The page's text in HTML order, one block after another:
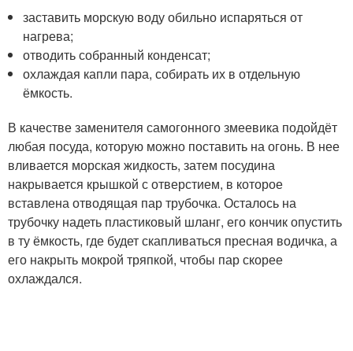
заставить морскую воду обильно испаряться от
нагрева;
отводить собранный конденсат;
охлаждая капли пара, собирать их в отдельную
ёмкость.
В качестве заменителя самогонного змеевика подойдёт
любая посуда, которую можно поставить на огонь. В нее
вливается морская жидкость, затем посудина
накрывается крышкой с отверстием, в которое
вставлена отводящая пар трубочка. Осталось на
трубочку надеть пластиковый шланг, его кончик опустить
в ту ёмкость, где будет скапливаться пресная водичка, а
его накрыть мокрой тряпкой, чтобы пар скорее
охлаждался.